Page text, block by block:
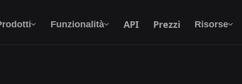
Funzionalità API Prezzi Risorse